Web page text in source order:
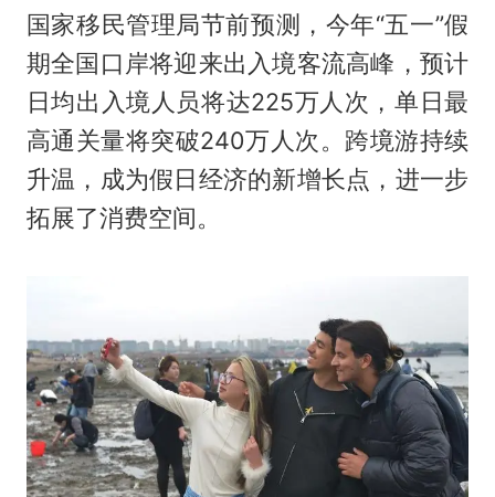
国家移民管理局节前预测，今年“五一”假
期全国口岸将迎来出入境客流高峰，预计
日均出入境人员将达225万人次，单日最
高通关量将突破240万人次。跨境游持续
升温，成为假日经济的新增长点，进一步
拓展了消费空间。